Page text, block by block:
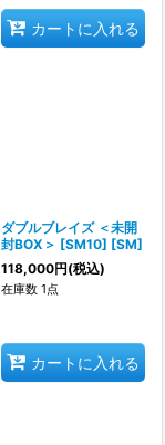
カートに入れる
ダブルブレイズ ＜未開
封BOX＞ [SM10] [SM]
118,000円(税込)
在庫数 1点
カートに入れる